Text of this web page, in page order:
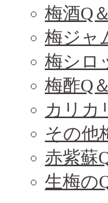
梅酒Q
梅ジャ
梅シロ
梅酢Q
カリカ
その他
赤紫蘇
生梅の